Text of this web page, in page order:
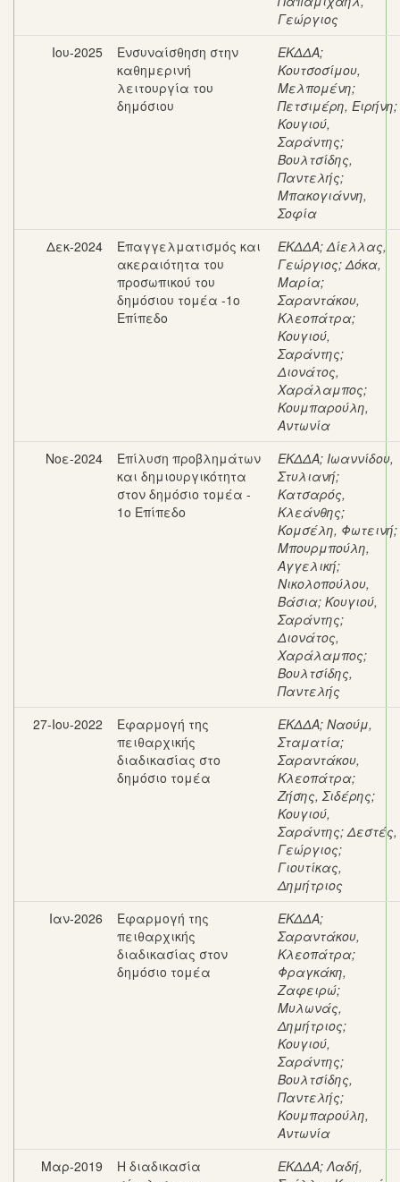
Γεώργιος
Ιου-2025
Ενσυναίσθηση στην
καθημερινή
λειτουργία του
δημόσιου
ΕΚΔΔΑ;
Κουτσοσίμου,
Μελπομένη;
Πετσιμέρη, Ειρήνη;
Κουγιού,
Σαράντης;
Βουλτσίδης,
Παντελής;
Μπακογιάννη,
Σοφία
Δεκ-2024
Επαγγελματισμός και
ακεραιότητα του
προσωπικού του
δημόσιου τομέα -1ο
Επίπεδο
ΕΚΔΔΑ;Δίελλας,
Γεώργιος;Δόκα,
Μαρία;
Σαραντάκου,
Κλεοπάτρα;
Κουγιού,
Σαράντης;
Διονάτος,
Χαράλαμπος;
Κουμπαρούλη,
Αντωνία
Νοε-2024
Επίλυση προβλημάτων
και δημιουργικότητα
στον δημόσιο τομέα -
1ο Επίπεδο
ΕΚΔΔΑ; Ιωαννίδου,
Στυλιανή;
Κατσαρός,
Κλεάνθης;
Κομσέλη, Φωτεινή;
Μπουρμπούλη,
Αγγελική;
Νικολοπούλου,
Βάσια; Κουγιού,
Σαράντης;
Διονάτος,
Χαράλαμπος;
Βουλτσίδης,
Παντελής
27-Ιου-2022
Εφαρμογή της
πειθαρχικής
διαδικασίας στο
δημόσιο τομέα
ΕΚΔΔΑ; Ναούμ,
Σταματία;
Σαραντάκου,
Κλεοπάτρα;
Ζήσης, Σιδέρης;
Κουγιού,
Σαράντης;Δεστές,
Γεώργιος;
Γιουτίκας,
Δημήτριος
Ιαν-2026
Εφαρμογή της
πειθαρχικής
διαδικασίας στον
δημόσιο τομέα
ΕΚΔΔΑ;
Σαραντάκου,
Κλεοπάτρα;
Φραγκάκη,
Ζαφειρώ;
Μυλωνάς,
Δημήτριος;
Κουγιού,
Σαράντης;
Βουλτσίδης,
Παντελής;
Κουμπαρούλη,
Αντωνία
Μαρ-2019
Η διαδικασία
ΕΚΔΔΑ;Λαδή,